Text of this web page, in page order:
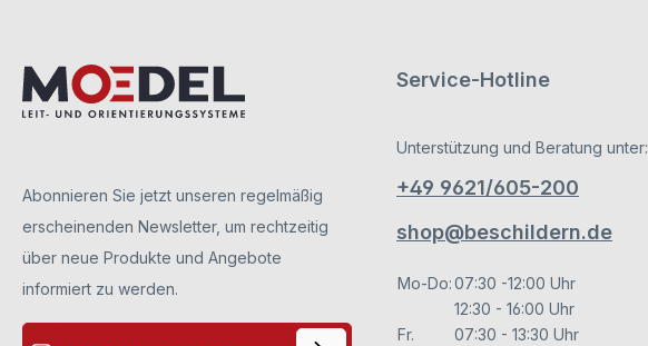
Abonnieren Sie jetzt unseren regelmäßig
erscheinenden Newsletter, um rechtzeitig
über neue Produkte und Angebote
informiert zu werden.
E-Mail-Adresse*
Service-Hotline
Unterstützung und Beratung unter:
+49 9621/605-200
shop@beschildern.de
Mo-Do:07:30 -12:00 Uhr
12:30 - 16:00 Uhr
Fr.
07:30 - 13:30 Uhr